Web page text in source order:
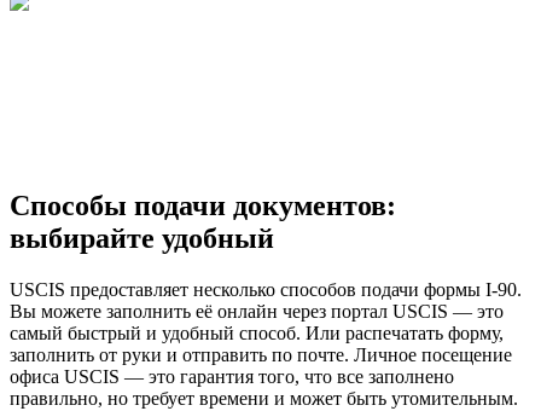
Способы подачи документов:
выбирайте удобный
USCIS предоставляет несколько способов подачи формы I-90.
Вы можете заполнить её онлайн через портал USCIS — это
самый быстрый и удобный способ. Или распечатать форму,
заполнить от руки и отправить по почте. Личное посещение
офиса USCIS — это гарантия того, что все заполнено
правильно, но требует времени и может быть утомительным.